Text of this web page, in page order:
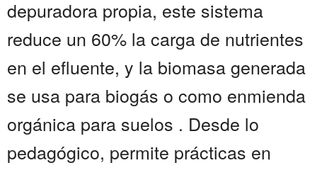
depuradora propia, este sistema
reduce un 60% la carga de nutrientes
en el efluente, y la biomasa generada
se usa para biogás o como enmienda
orgánica para suelos . Desde lo
pedagógico, permite prácticas en